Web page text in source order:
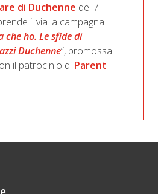
di Duchenne del 7
il via la campagna
che ho. Le sfide di
Duchenne”, promossa
il patrocinio di Parent